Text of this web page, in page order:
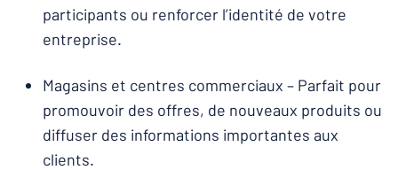
participants ou renforcer l’identité de votre
entreprise.
Magasins et centres commerciaux – Parfait pour
promouvoir des offres, de nouveaux produits ou
diffuser des informations importantes aux
clients.